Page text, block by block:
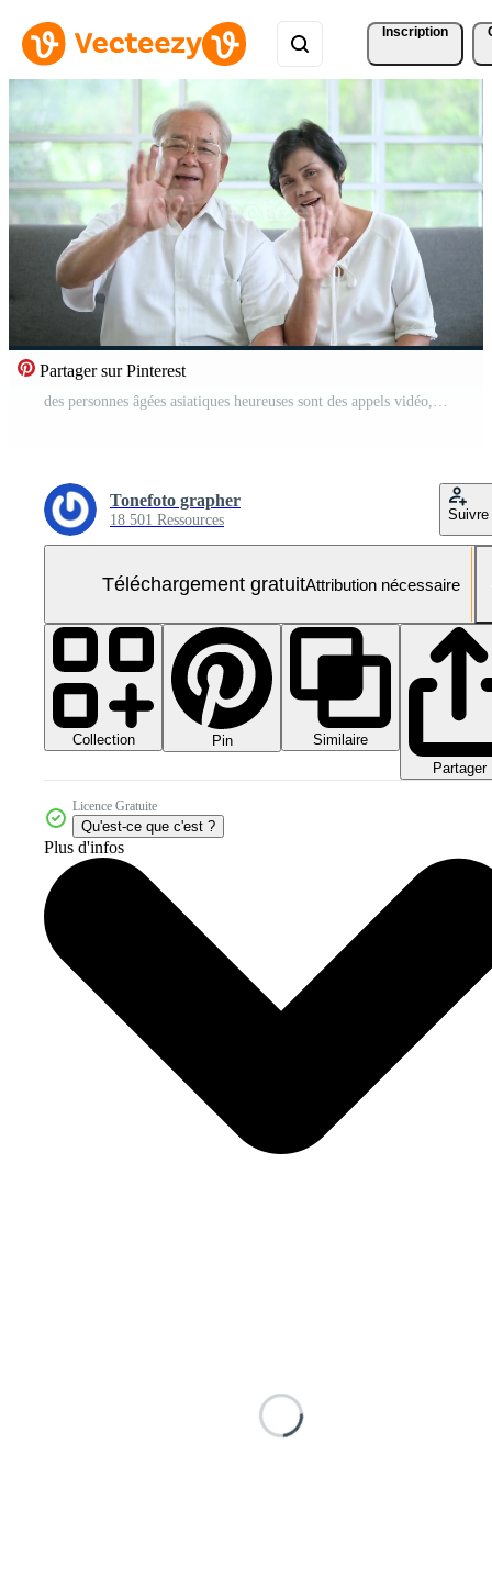
Inscription
Partager sur Pinterest
des personnes âgées asiatiques heureuses sont des appels vidéo, se détendent à la maison, sourient des grands-parents retraités en bonne santé, un concept de technologie de grands-parents plus âgés. Vidéo Gratuite
Tonefoto grapher
18 501 Ressources Suivre
Téléchargement gratuitAttribution nécessaire
Collection Pin
Similaire
Partager
Licence Gratuite
Qu'est-ce que c'est ?
Plus d'infos